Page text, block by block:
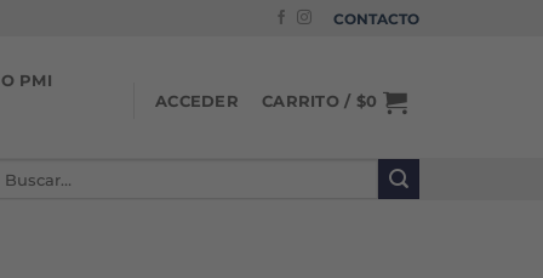
CONTACTO
PMI
ACCEDER
CARRITO / $0